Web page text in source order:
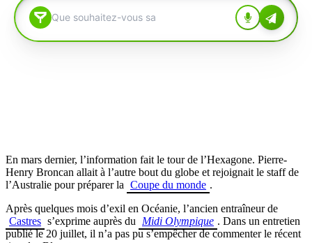
En mars dernier, l’information fait le tour de l’Hexagone. Pierre-
Henry Broncan allait à l’autre bout du globe et rejoignait le staff de
l’Australie pour préparer la Coupe du monde .
Après quelques mois d’exil en Océanie, l’ancien entraîneur de
Castres s’exprime auprès du Midi Olympique . Dans un entretien
publié le 20 juillet, il n’a pas pu s’empêcher de commenter le récent